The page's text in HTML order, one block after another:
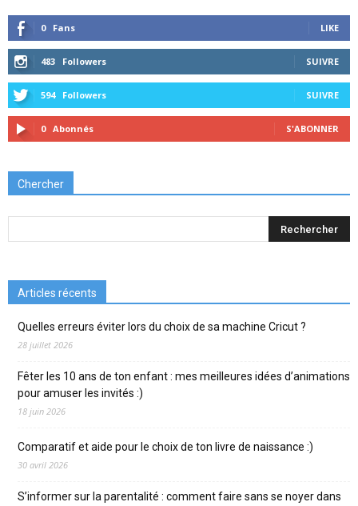
0 Fans LIKE
483 Followers SUIVRE
594 Followers SUIVRE
0 Abonnés S'ABONNER
Chercher
Articles récents
Quelles erreurs éviter lors du choix de sa machine Cricut ?
28 juillet 2026
Fêter les 10 ans de ton enfant : mes meilleures idées d’animations
pour amuser les invités :)
18 juin 2026
Comparatif et aide pour le choix de ton livre de naissance :)
30 avril 2026
S’informer sur la parentalité : comment faire sans se noyer dans